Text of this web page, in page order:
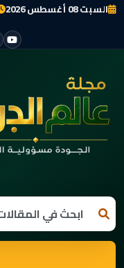
السبت 08 أغسطس 2026